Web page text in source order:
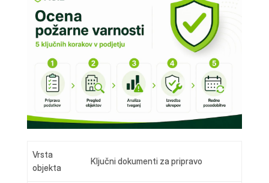
Vrsta
objekta
Ključni dokumenti za pripravo